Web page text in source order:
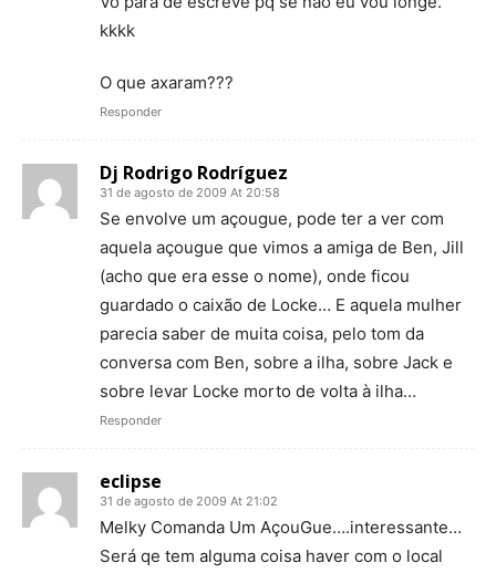
kkkk
O que axaram???
Responder
Dj Rodrigo Rodríguez
31 de agosto de 2009 At 20:58
Se envolve um açougue, pode ter a ver com
aquela açougue que vimos a amiga de Ben, Jill
(acho que era esse o nome), onde ficou
guardado o caixão de Locke… E aquela mulher
parecia saber de muita coisa, pelo tom da
conversa com Ben, sobre a ilha, sobre Jack e
sobre levar Locke morto de volta à ilha…
Responder
eclipse
31 de agosto de 2009 At 21:02
Melky Comanda Um AçouGue….interessante…
Será qe tem alguma coisa haver com o local